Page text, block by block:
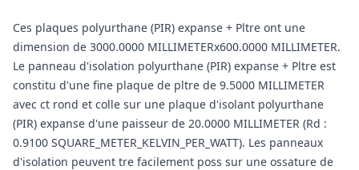
Ces plaques polyurthane (PIR) expanse + Pltre ont une
dimension de 3000.0000 MILLIMETERx600.0000 MILLIMETER.
Le panneau d'isolation polyurthane (PIR) expanse + Pltre est
constitu d'une fine plaque de pltre de 9.5000 MILLIMETER
avec ct rond et colle sur une plaque d'isolant polyurthane
(PIR) expanse d'une paisseur de 20.0000 MILLIMETER (Rd :
0.9100 SQUARE_METER_KELVIN_PER_WATT). Les panneaux
d'isolation peuvent tre facilement poss sur une ossature de